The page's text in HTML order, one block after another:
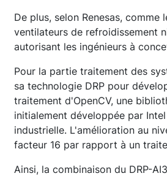
De plus, selon Renesas,
ventilateurs de refroidissement
autorisant les ingénieurs à
Pour la partie traitement des
sa technologie DRP pour
traitement d'OpenCV, une
initialement développée par
industrielle. L'amélioration au
facteur 16 par rapport à un
Ainsi, la combinaison du DRP-